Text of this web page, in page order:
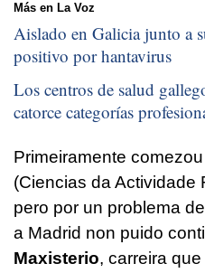
Más en La Voz
Aislado en Galicia junto a
positivo por hantavirus
Los centros de salud
catorce categorías
Primeiramente
(Ciencias da Actividade
pero por un problema
a Madrid non puido
Maxisterio, carreira